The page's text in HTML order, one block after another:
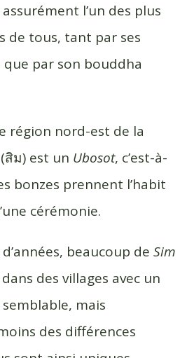
l’un des plus
de tous, tant par ses
par son bouddha
région nord-est de la
(สิม) est un Ubosot, c’est-à-
bonzes prennent l’habit
cérémonie.
beaucoup de Sim
des villages avec un
mais
des différences